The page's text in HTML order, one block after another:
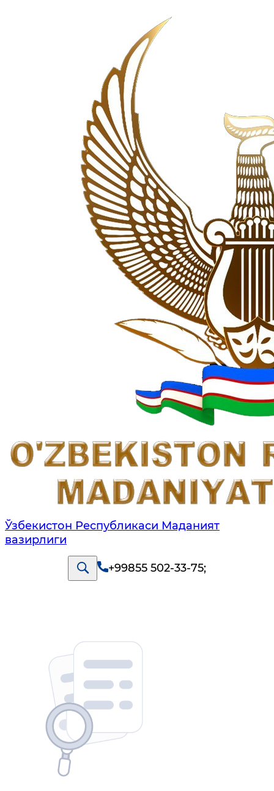
Ўзбекистон Республикаси Маданият
вазирлиги
+99855 502-33-75;